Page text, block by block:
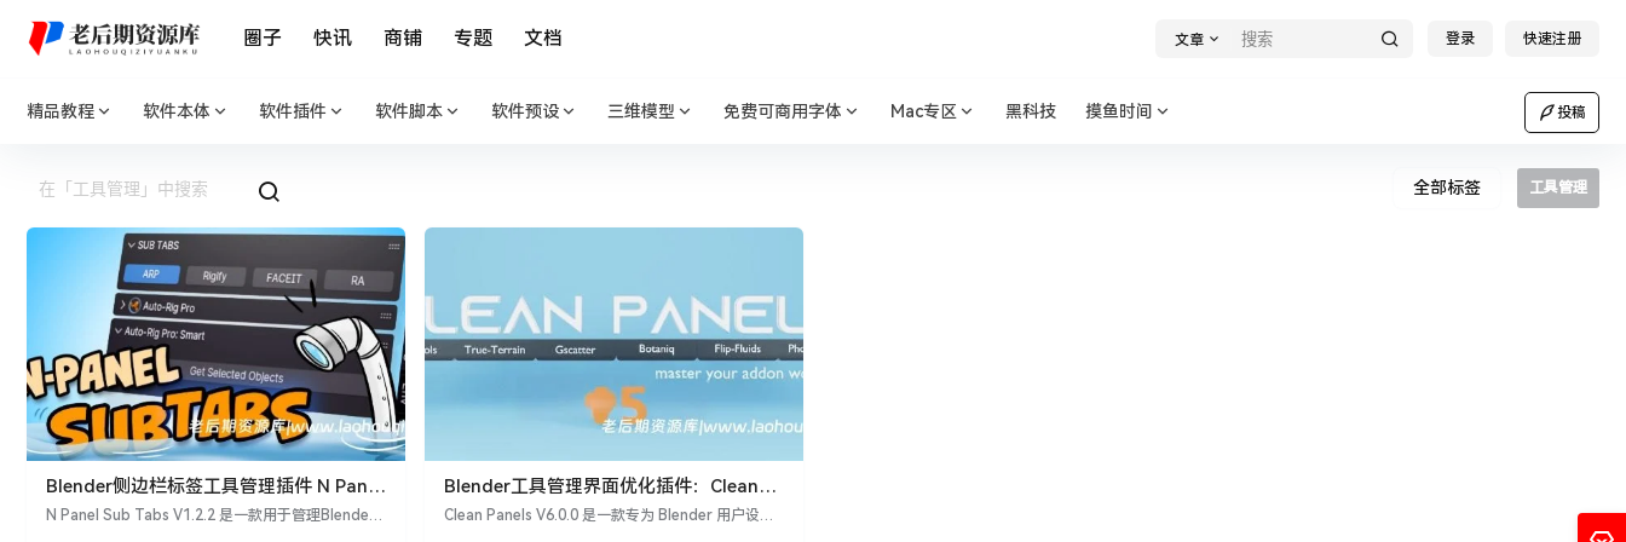
圈子 快讯 商铺 专题 文档 文章 登录 快速注册
精品教程 软件本体 软件插件 软件脚本 软件预设 三维模型 免费可商用字体 Mac专区 黑科技 摸鱼时间 投稿
全部标签 工具管理
Blender侧边栏标签工具管理插件 N Panel
Sub Tabs V1.2.2
N Panel Sub Tabs V1.2.2 是一款用于管理Blender
Blender工具管理界面优化插件：Clean
Panels V6.0.0
Clean Panels V6.0.0 是一款专为 Blender 用户设计